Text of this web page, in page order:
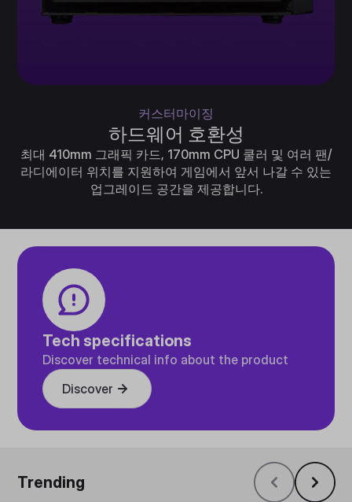
커스터마이징
하드웨어 호환성
최대 410mm 그래픽 카드, 170mm CPU 쿨러 및 여러 팬/
라디에이터 위치를 지원하여 게임에서 앞서 나갈 수 있는
업그레이드 공간을 제공합니다.
Tech specifications
Discover technical info about the product
Discover
Trending